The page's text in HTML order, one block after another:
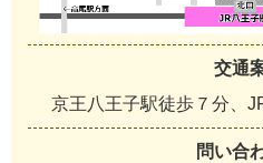
交通
京王八王子駅徒歩７分、
問い合